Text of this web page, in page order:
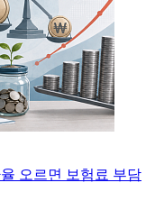
오르면 보험료 부담